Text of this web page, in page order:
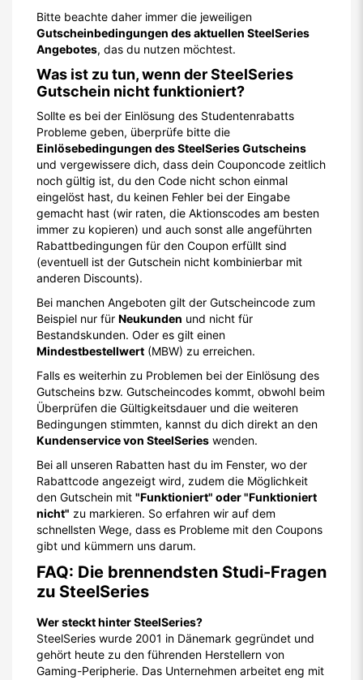
Bitte beachte daher immer die jeweiligen
Gutscheinbedingungen des aktuellen SteelSeries
Angebotes, das du nutzen möchtest.
Was ist zu tun, wenn der SteelSeries
Gutschein nicht funktioniert?
Sollte es bei der Einlösung des Studentenrabatts
Probleme geben, überprüfe bitte die
Einlösebedingungen des SteelSeries Gutscheins
und vergewissere dich, dass dein Couponcode zeitlich
noch gültig ist, du den Code nicht schon einmal
eingelöst hast, du keinen Fehler bei der Eingabe
gemacht hast (wir raten, die Aktionscodes am besten
immer zu kopieren) und auch sonst alle angeführten
Rabattbedingungen für den Coupon erfüllt sind
(eventuell ist der Gutschein nicht kombinierbar mit
anderen Discounts).
Bei manchen Angeboten gilt der Gutscheincode zum
Beispiel nur für Neukunden und nicht für
Bestandskunden. Oder es gilt einen
Mindestbestellwert (MBW) zu erreichen.
Falls es weiterhin zu Problemen bei der Einlösung des
Gutscheins bzw. Gutscheincodes kommt, obwohl beim
Überprüfen die Gültigkeitsdauer und die weiteren
Bedingungen stimmten, kannst du dich direkt an den
Kundenservice von SteelSeries wenden.
Bei all unseren Rabatten hast du im Fenster, wo der
Rabattcode angezeigt wird, zudem die Möglichkeit
den Gutschein mit "Funktioniert" oder "Funktioniert
nicht" zu markieren. So erfahren wir auf dem
schnellsten Wege, dass es Probleme mit den Coupons
gibt und kümmern uns darum.
FAQ: Die brennendsten Studi-Fragen
zu SteelSeries
Wer steckt hinter SteelSeries?
SteelSeries wurde 2001 in Dänemark gegründet und
gehört heute zu den führenden Herstellern von
Gaming-Peripherie. Das Unternehmen arbeitet eng mit